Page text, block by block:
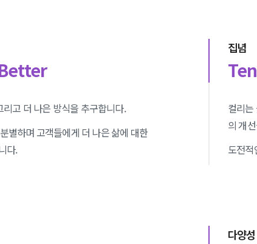
고 더 나은 방식을 추구합니다.
별하며 고객들에게 더 나은 삶에 대한
다.
집념
컬리는
의 개
도전적
다양성